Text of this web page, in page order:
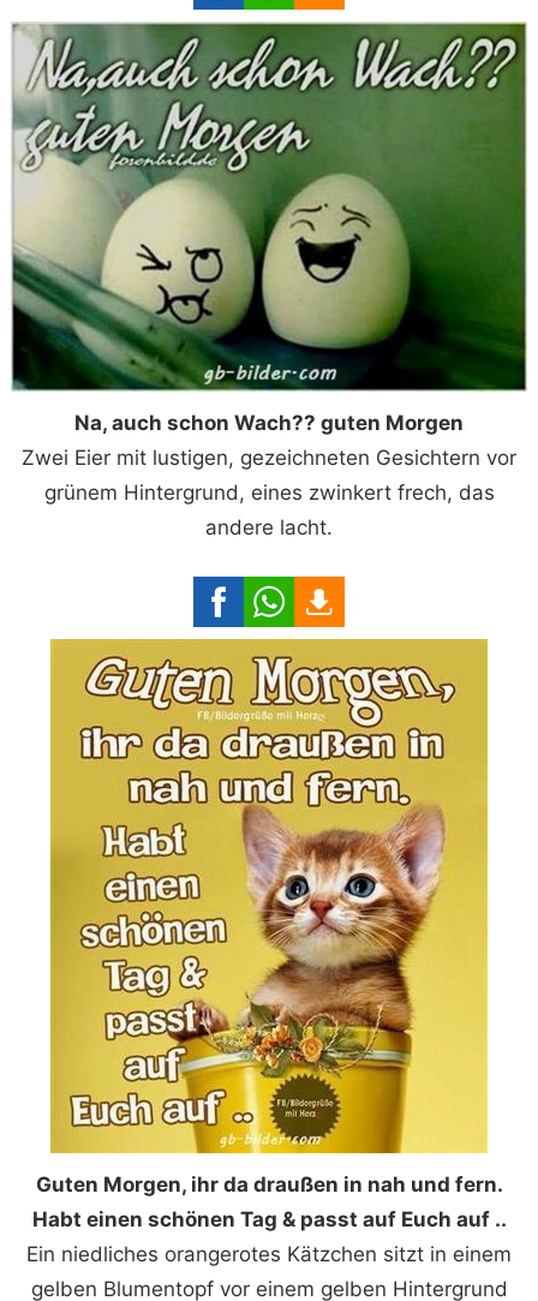
Na, auch schon Wach?? guten Morgen
Zwei Eier mit lustigen, gezeichneten Gesichtern vor
grünem Hintergrund, eines zwinkert frech, das
andere lacht.
Guten Morgen, ihr da draußen in nah und fern.
Habt einen schönen Tag & passt auf Euch auf ..
Ein niedliches orangerotes Kätzchen sitzt in einem
gelben Blumentopf vor einem gelben Hintergrund